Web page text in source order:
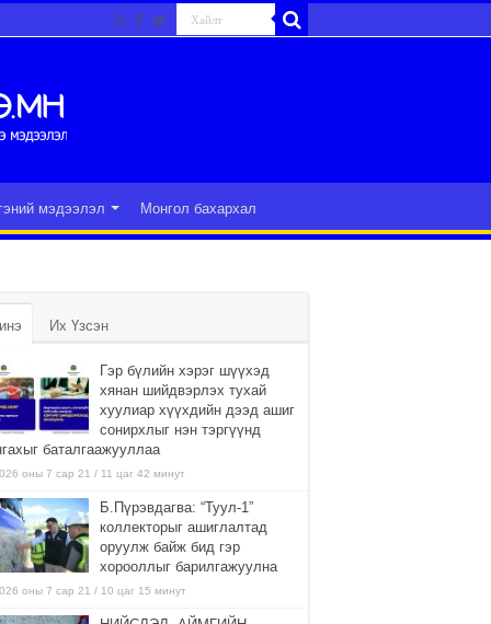
мэдээлэл Монгол бахархал
Их Үзсэн
Гэр бүлийн хэрэг шүүхэд
хянан шийдвэрлэх тухай
хуулиар хүүхдийн дээд ашиг
сонирхлыг нэн тэргүүнд
баталгаажууллаа
оны 7 сар 21 / 11 цаг 42 минут
Б.Пүрэвдагва: “Туул-1”
коллекторыг ашиглалтад
оруулж байж бид гэр
хорооллыг барилгажуулна
оны 7 сар 21 / 10 цаг 15 минут